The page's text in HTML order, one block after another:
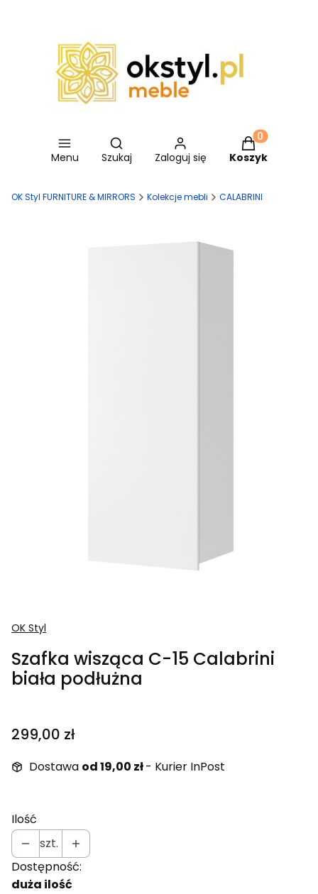
Menu
Otwórz wyszukiwarkę
Szukaj Zaloguj się
Produkty w
Koszyk
OK Styl FURNITURE & MIRRORS Kolekcje mebli CALABRINI
OK Styl
Szafka wisząca C-15 Calabrini
biała podłużna
Cena
299,00 zł
Dostawa od 19,00 zł- Kurier InPost
Ilość
szt.
Dostępność:
duża ilość